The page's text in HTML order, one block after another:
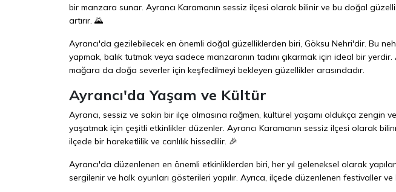
bir manzara sunar. Ayrancı Karamanın sessiz ilçesi olarak bilinir ve bu doğal
artırır. 🌄
Ayrancı'da gezilebilecek en önemli doğal güzelliklerden biri, Göksu Nehri'dir. Bu
yapmak, balık tutmak veya sadece manzaranın tadını çıkarmak için ideal bir
mağara da doğa severler için keşfedilmeyi bekleyen güzellikler arasındadır.
Ayrancı'da Yaşam ve Kültür
Ayrancı, sessiz ve sakin bir ilçe olmasına rağmen, kültürel yaşamı oldukça zengin
yaşatmak için çeşitli etkinlikler düzenler. Ayrancı Karamanın sessiz ilçesi olarak
ilçede bir hareketlilik ve canlılık hissedilir. 🎉
Ayrancı'da düzenlenen en önemli etkinliklerden biri, her yıl geleneksel olarak
sergilenir ve halk oyunları gösterileri yapılır. Ayrıca, ilçede düzenlenen festivaller